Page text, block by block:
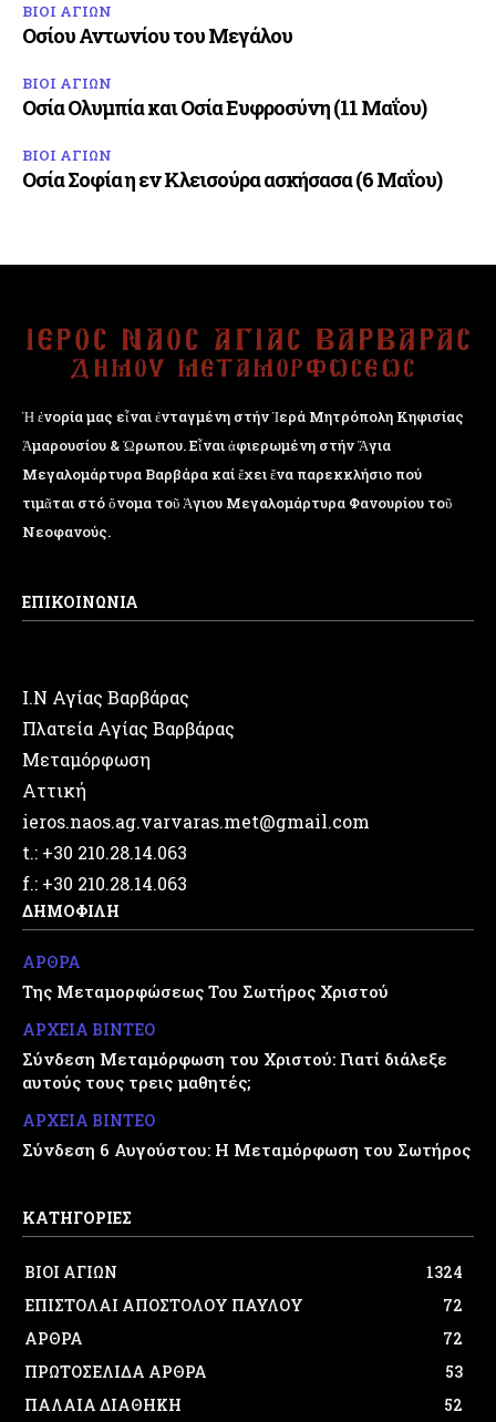
ΒΙΟΙ ΑΓΙΩΝ
Οσίου Αντωνίου του Μεγάλου
ΒΙΟΙ ΑΓΙΩΝ
Οσία Ολυμπία και Οσία Ευφροσύνη (11 Μαΐου)
ΒΙΟΙ ΑΓΙΩΝ
Οσία Σοφία η εν Κλεισούρα ασκήσασα (6 Μαΐου)
Ἡ ἐνορία μας εἶναι ἐνταγμένη στήν Ἱερά Μητρόπολη Κηφισίας
Ἁμαρουσίου & Ὠρωπου. Εἶναι ἀφιερωμένη στήν Ἅγια
Μεγαλομάρτυρα Βαρβάρα καί ἔχει ἕνα παρεκκλήσιο πού
τιμᾶται στό ὄνομα τοῦ Ἁγιου Μεγαλομάρτυρα Φανουρίου τοῦ
Νεοφανούς.
ΕΠΙΚΟΙΝΩΝΙΑ
Ι.Ν Αγίας Βαρβάρας
Πλατεία Αγίας Βαρβάρας
Μεταμόρφωση
Αττική
ieros.naos.ag.varvaras.met@gmail.com
t.: +30 210.28.14.063
f.: +30 210.28.14.063
ΔΗΜΟΦΙΛΗ
ΑΡΘΡΑ
Της Μεταμορφώσεως Του Σωτήρος Χριστού
ΑΡΧΕΙΑ ΒΙΝΤΕΟ
Σύνδεση Μεταμόρφωση του Χριστού: Γιατί διάλεξε
αυτούς τους τρεις μαθητές;
ΑΡΧΕΙΑ ΒΙΝΤΕΟ
Σύνδεση 6 Αυγούστου: Η Μεταμόρφωση του Σωτήρος
ΚΑΤΗΓΟΡΙΕΣ
ΒΙΟΙ ΑΓΙΩΝ
1324
ΕΠΙΣΤΟΛΑΙ ΑΠΟΣΤΟΛΟΥ ΠΑΥΛΟΥ
72
ΑΡΘΡΑ
72
ΠΡΩΤΟΣΕΛΙΔΑ ΑΡΘΡΑ
53
ΠΑΛΑΙΑ ΔΙΑΘΗΚΗ
52